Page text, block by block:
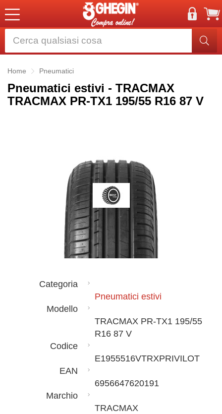
Home Pneumatici
Pneumatici estivi - TRACMAX
TRACMAX PR-TX1 195/55 R16 87 V
Categoria
Pneumatici estivi
Modello
TRACMAX PR-TX1 195/55
R16 87 V
Codice
E1955516VTRXPRIVILOT
EAN
6956647620191
Marchio
TRACMAX